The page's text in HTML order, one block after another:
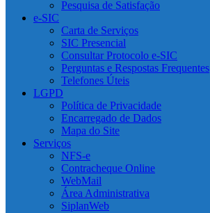
Pesquisa de Satisfação
e-SIC
Carta de Serviços
SIC Presencial
Consultar Protocolo e-SIC
Perguntas e Respostas Frequentes
Telefones Úteis
LGPD
Política de Privacidade
Encarregado de Dados
Mapa do Site
Serviços
NFS-e
Contracheque Online
WebMail
Área Administrativa
SiplanWeb